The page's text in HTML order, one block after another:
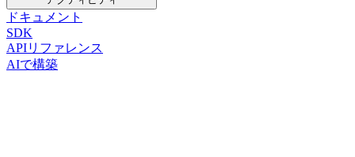
ドキュメント
SDK
APIリファレンス
AIで構築